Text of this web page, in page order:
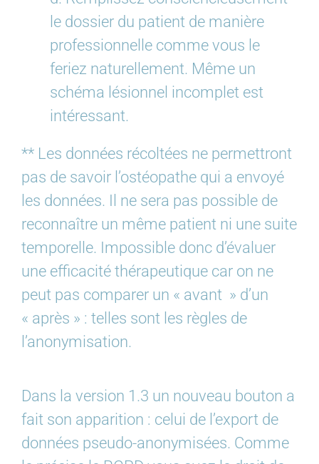
le dossier du patient de manière
professionnelle comme vous le
feriez naturellement. Même un
schéma lésionnel incomplet est
intéressant.
** Les données récoltées ne permettront
pas de savoir l’ostéopathe qui a envoyé
les données. Il ne sera pas possible de
reconnaître un même patient ni une suite
temporelle. Impossible donc d’évaluer
une efficacité thérapeutique car on ne
peut pas comparer un « avant » d’un
« après » : telles sont les règles de
l’anonymisation.
Dans la version 1.3 un nouveau bouton a
fait son apparition : celui de l’export de
données pseudo-anonymisées. Comme